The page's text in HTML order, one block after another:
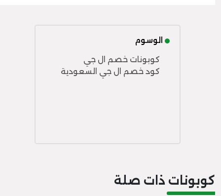
الوسوم
كوبونات خصم ال جي
كود خصم ال جي السعودية
كوبونات ذات صلة